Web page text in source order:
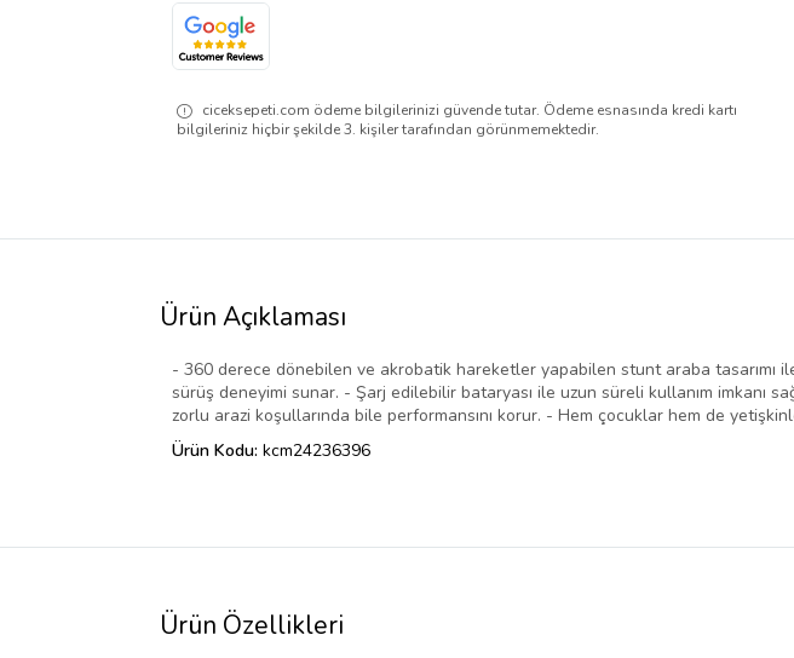
ciceksepeti.com ödeme bilgilerinizi güvende tutar. Ödeme esnasında kredi kartı
bilgileriniz hiçbir şekilde 3. kişiler tarafından görünmemektedir.
Ürün Açıklaması
- 360 derece dönebilen ve akrobatik hareketler yapabilen stunt araba
sürüş deneyimi sunar. - Şarj edilebilir bataryası ile uzun süreli kullanım imkanı
zorlu arazi koşullarında bile performansını korur. - Hem çocuklar hem de
Ürün Kodu: kcm24236396
Ürün Özellikleri